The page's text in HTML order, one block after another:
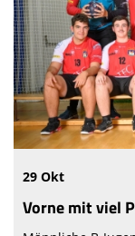
29 Okt
Vorne mit viel